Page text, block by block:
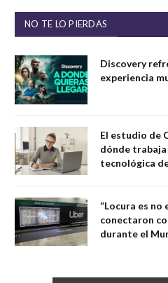
NO TE LO PIERDAS
Discovery
experiencia
El estudio de
dónde
tecnológica
“Locura es no
conectaron
durante el